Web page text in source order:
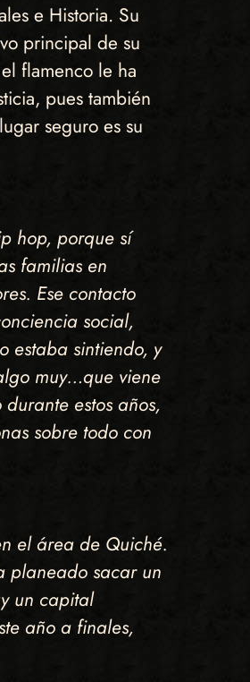
e Historia. Su
principal de su
flamenco le ha
pues también
seguro es su
hop, porque sí
familias en
Ese contacto
social,
estaba sintiendo, y
muy…que viene
estos años,
sobre todo con
el área de Quiché.
planeado sacar un
un capital
año a finales,